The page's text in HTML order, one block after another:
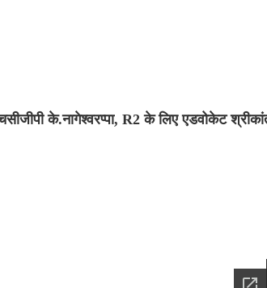
के.नागेश्वरप्पा, R2 के लिए एडवोकेट